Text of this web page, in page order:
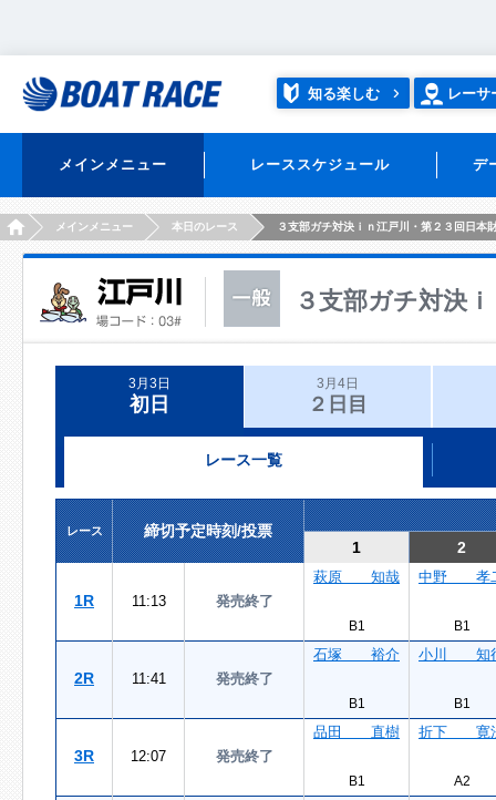
知る楽しむ レーサ
メインメニュー レーススケジュール デ
HOMEメインメニュー 本日のレース ３支部ガチ対決ｉｎ江戸川・第２３回日本
３支部ガチ対決
3月3日
初日
3月4日
２日目
レース一覧
レース
締切予定時刻/投票
1
2
1R 11:13 発売終了
萩原 知哉
B1
中野 孝
B1
2R 11:41 発売終了
石塚 裕介
B1
小川 知
B1
3R 12:07 発売終了
品田 直樹
B1
折下 寛
A2